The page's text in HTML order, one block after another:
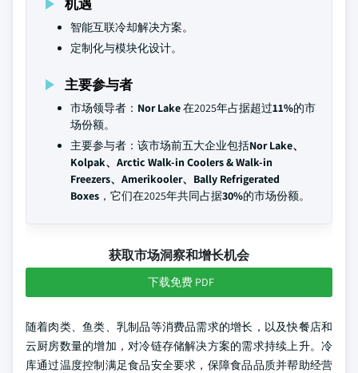
智能互联冷却解决方案。
定制化与模块化设计。
主要参与者
市场领导者： Nor Lake在2025年占据超过11%的市
场份额。
主要参与者：该市场前五大企业包括Nor Lake、
Kolpak、Arctic Walk-in Coolers & Walk-in
Freezers、Amerikooler、Bally Refrigerated
Boxes ，它们在2025年共同占据30%的市场份额。
获取市场洞察和增长机会
下载免费 PDF
随着肉类、鱼类、乳制品等消费品需求的增长，以及快餐店和
云厨房数量的增加，对冷链存储解决方案的需求持续上升。冷
库通过温度控制满足食品安全要求，保障食品品质并帮助经营